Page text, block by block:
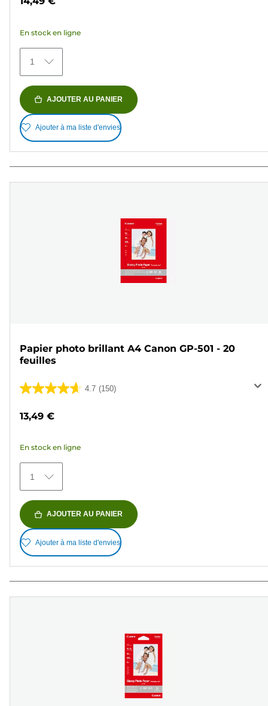
151
avis
En stock en ligne
1
AJOUTER AU PANIER
Ajouter à ma liste d'envies
Papier photo brillant A4 Canon GP-501 - 20
feuilles
4.7 (150)
4.7
150
avis
13,49 €
En stock en ligne
1
AJOUTER AU PANIER
Ajouter à ma liste d'envies